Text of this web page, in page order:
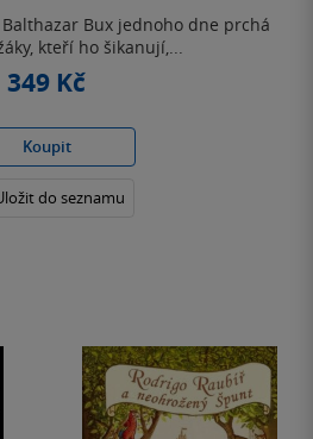
Bux jednoho dne prchá
kteří ho šikanují,...
349 Kč
Koupit
do seznamu